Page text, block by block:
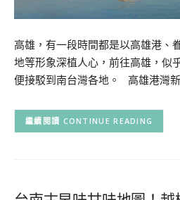
高雄，有一段時間都是以高雄港、
地等形象深植人心，前往高雄，似
便接駁到南台灣各地。 高雄港灣
CONTINUE READING